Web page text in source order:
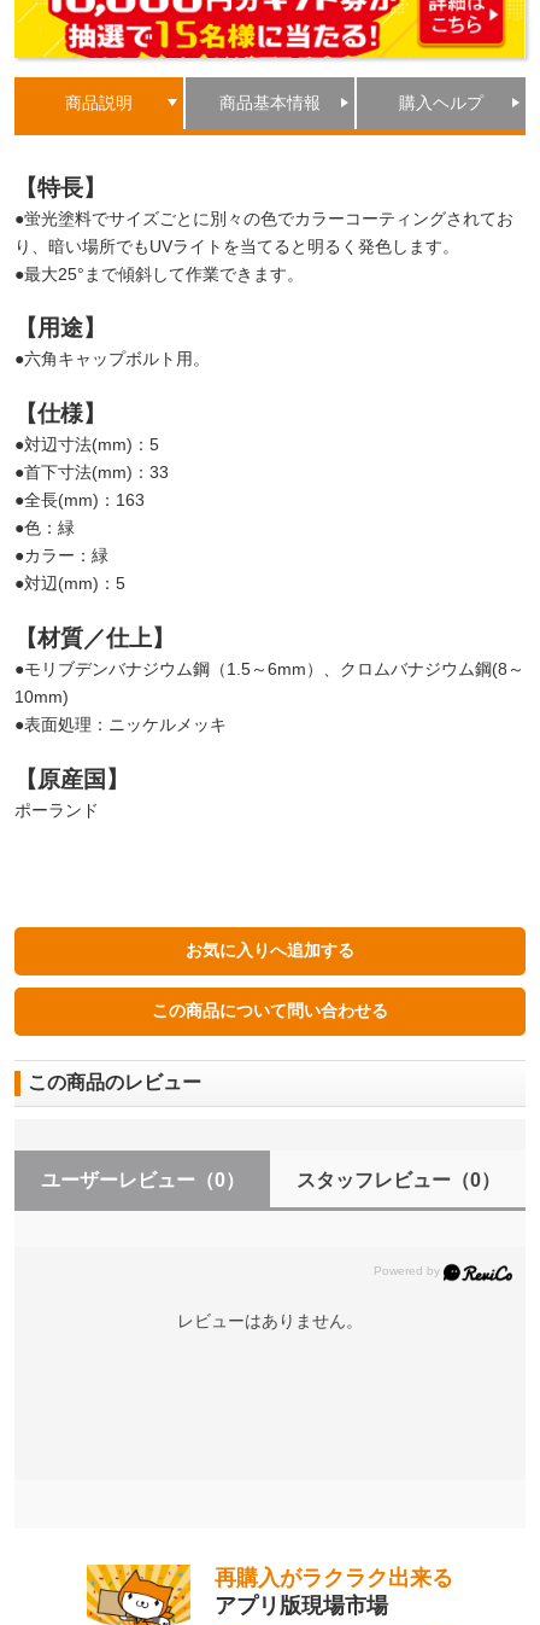
商品説明 商品基本情報 購入ヘルプ
【特長】
●蛍光塗料でサイズごとに別々の色でカラーコーティングされてお
り、暗い場所でもUVライトを当てると明るく発色します。
●最大25°まで傾斜して作業できます。
【用途】
●六角キャップボルト用。
【仕様】
●対辺寸法(mm)：5
●首下寸法(mm)：33
●全長(mm)：163
●色：緑
●カラー：緑
●対辺(mm)：5
【材質／仕上】
●モリブデンバナジウム鋼（1.5～6mm）、クロムバナジウム鋼(8～
10mm)
●表面処理：ニッケルメッキ
【原産国】
ポーランド
この商品のレビュー
ユーザーレビュー （0） スタッフレビュー（0）
レビューはありません。
再購入がラクラク出来る
アプリ版現場市場